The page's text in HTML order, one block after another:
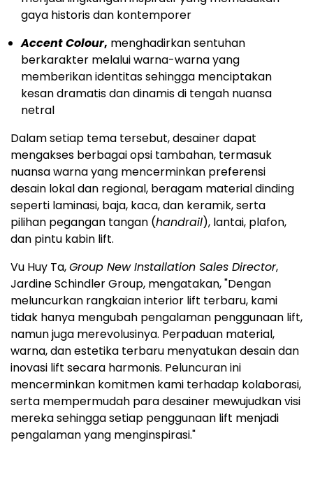
gaya historis dan kontemporer
Accent Colour, menghadirkan sentuhan
berkarakter melalui warna-warna yang
memberikan identitas sehingga menciptakan
kesan dramatis dan dinamis di tengah nuansa
netral
Dalam setiap tema tersebut, desainer dapat
mengakses berbagai opsi tambahan, termasuk
nuansa warna yang mencerminkan preferensi
desain lokal dan regional, beragam material dinding
seperti laminasi, baja, kaca, dan keramik, serta
pilihan pegangan tangan (handrail), lantai, plafon,
dan pintu kabin lift.
Vu Huy Ta,Group New Installation Sales Director,
Jardine Schindler Group, mengatakan, "Dengan
meluncurkan rangkaian interior lift terbaru, kami
tidak hanya mengubah pengalaman penggunaan lift,
namun juga merevolusinya. Perpaduan material,
warna, dan estetika terbaru menyatukan desain dan
inovasi lift secara harmonis. Peluncuran ini
mencerminkan komitmen kami terhadap kolaborasi,
serta mempermudah para desainer mewujudkan visi
mereka sehingga setiap penggunaan lift menjadi
pengalaman yang menginspirasi."